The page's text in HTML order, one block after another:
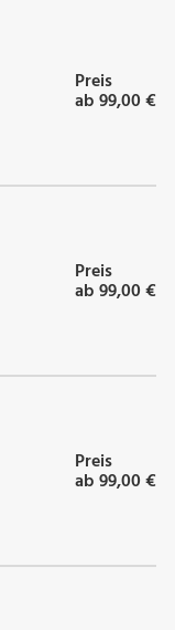
Preis
ab 99,00 €
Preis
ab 99,00 €
Preis
ab 99,00 €